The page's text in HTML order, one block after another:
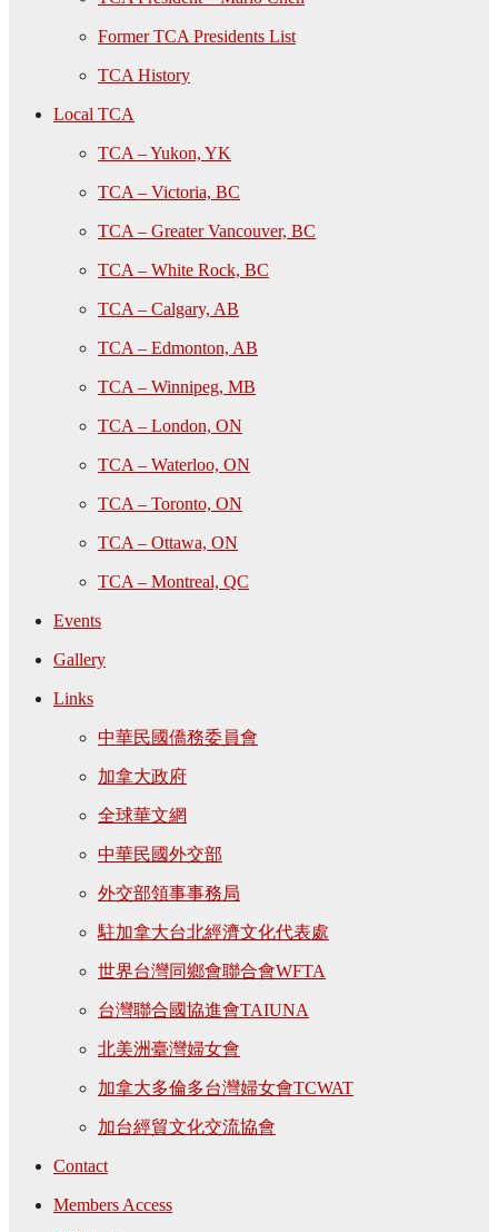
Former TCA Presidents List
TCA History
Local TCA
TCA – Yukon, YK
TCA – Victoria, BC
TCA – Greater Vancouver, BC
TCA – White Rock, BC
TCA – Calgary, AB
TCA – Edmonton, AB
TCA – Winnipeg, MB
TCA – London, ON
TCA – Waterloo, ON
TCA – Toronto, ON
TCA – Ottawa, ON
TCA – Montreal, QC
Events
Gallery
Links
中華民國僑務委員會
加拿大政府
全球華文網
中華民國外交部
外交部領事事務局
駐加拿大台北經濟文化代表處
世界台灣同鄉會聯合會WFTA
台灣聯合國協進會TAIUNA
北美洲臺灣婦女會
加拿大多倫多台灣婦女會TCWAT
加台經貿文化交流協會
Contact
Members Access